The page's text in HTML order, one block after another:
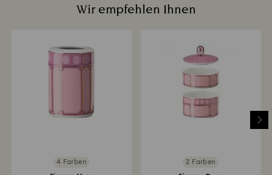
Wir empfehlen Ihnen
4 Farben 2 Farben